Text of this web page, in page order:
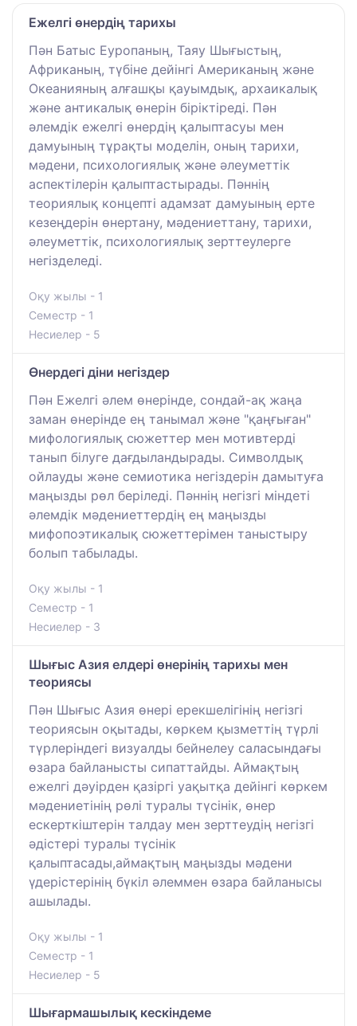
Ежелгі өнердің тарихы
Пән Батыс Еуропаның, Таяу Шығыстың,
Африканың, түбіне дейінгі Американың және
Океанияның алғашқы қауымдық, архаикалық
және антикалық өнерін біріктіреді. Пән
әлемдік ежелгі өнердің қалыптасуы мен
дамуының тұрақты моделін, оның тарихи,
мәдени, психологиялық және әлеуметтік
аспектілерін қалыптастырады. Пәннің
теориялық концепті адамзат дамуының ерте
кезеңдерін өнертану, мәдениеттану, тарихи,
әлеуметтік, психологиялық зерттеулерге
негізделеді.
Оқу жылы - 1
Семестр - 1
Несиелер - 5
Өнердегі діни негіздер
Пән Ежелгі әлем өнерінде, сондай-ақ жаңа
заман өнерінде ең танымал және "қаңғыған"
мифологиялық сюжеттер мен мотивтерді
танып білуге дағдыландырады. Символдық
ойлауды және семиотика негіздерін дамытуға
маңызды рөл беріледі. Пәннің негізгі міндеті
әлемдік мәдениеттердің ең маңызды
мифопоэтикалық сюжеттерімен таныстыру
болып табылады.
Оқу жылы - 1
Семестр - 1
Несиелер - 3
Шығыс Азия елдері өнерінің тарихы мен
теориясы
Пән Шығыс Азия өнері ерекшелігінің негізгі
теориясын оқытады, көркем қызметтің түрлі
түрлеріндегі визуалды бейнелеу саласындағы
өзара байланысты сипаттайды. Аймақтың
ежелгі дәуірден қазіргі уақытқа дейінгі көркем
мәдениетінің рөлі туралы түсінік, өнер
ескерткіштерін талдау мен зерттеудің негізгі
әдістері туралы түсінік
қалыптасады,аймақтың маңызды мәдени
үдерістерінің бүкіл әлеммен өзара байланысы
ашылады.
Оқу жылы - 1
Семестр - 1
Несиелер - 5
Шығармашылық кескіндеме